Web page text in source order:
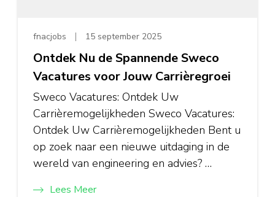
fnacjobs 15 september 2025
Ontdek Nu de Spannende Sweco
Vacatures voor Jouw Carrièregroei
Sweco Vacatures: Ontdek Uw
Carrièremogelijkheden Sweco Vacatures:
Ontdek Uw Carrièremogelijkheden Bent u
op zoek naar een nieuwe uitdaging in de
wereld van engineering en advies? …
Lees Meer